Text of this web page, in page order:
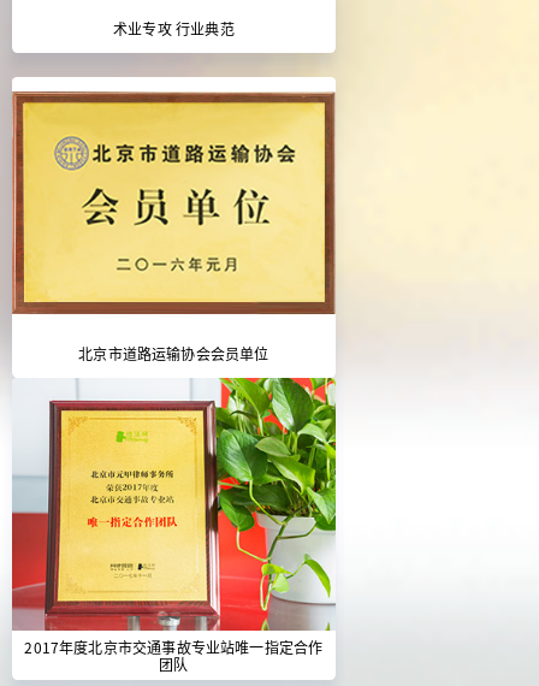
术业专攻 行业典范
北京市道路运输协会会员单位
2017年度北京市交通事故专业站唯一指定合作
团队